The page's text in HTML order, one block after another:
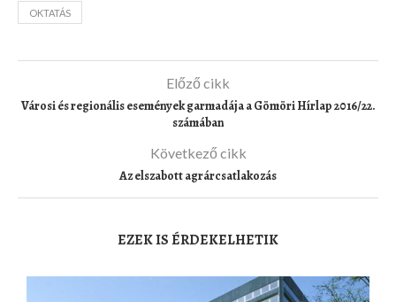
OKTATÁS
Előző cikk
Városi és regionális események garmadája a Gömöri Hírlap 2016/22.
számában
Következő cikk
Az elszabott agrárcsatlakozás
EZEK IS ÉRDEKELHETIK